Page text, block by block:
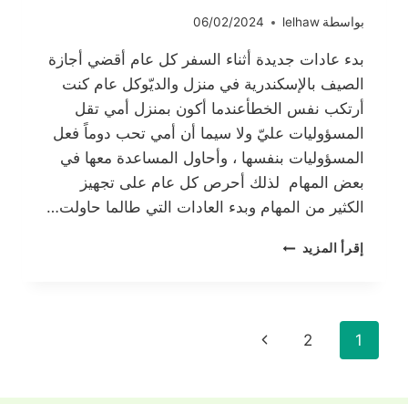
بواسطة lelhaw
06/02/2024
بدء عادات جديدة أثناء السفر كل عام أقضي أجازة
الصيف بالإسكندرية في منزل والديّوكل عام كنت
أرتكب نفس الخطأعندما أكون بمنزل أمي تقل
المسؤوليات عليّ ولا سيما أن أمي تحب دوماً فعل
المسؤوليات بنفسها ، وأحاول المساعدة معها في
بعض المهام لذلك أحرص كل عام على تجهيز
الكثير من المهام وبدء العادات التي طالما حاولت…
إقرأ المزيد بدء
تنقل
1
2
الصفحة